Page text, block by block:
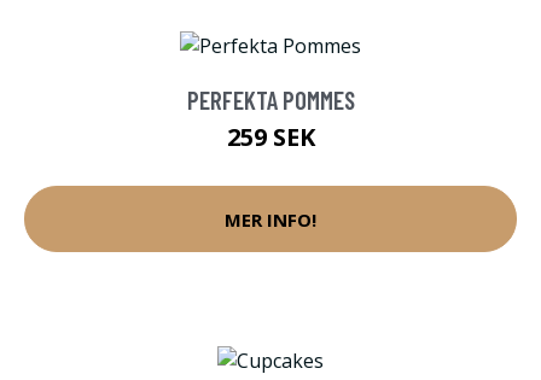
PERFEKTA POMMES
259 SEK
MER INFO!